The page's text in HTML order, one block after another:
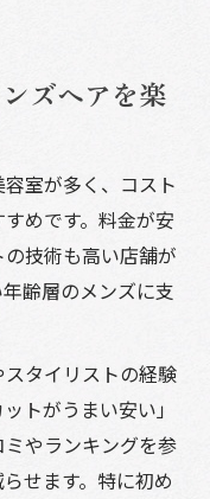
ズヘアを楽
室が多く、コスト
めです。料金が安
技術も高い店舗が
齢層のメンズに支
タイリストの経験
トがうまい安い」
やランキングを参
せます。特に初め